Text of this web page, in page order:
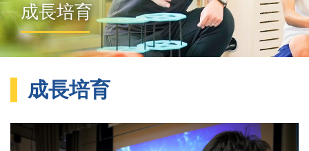
成長培育
成長培育